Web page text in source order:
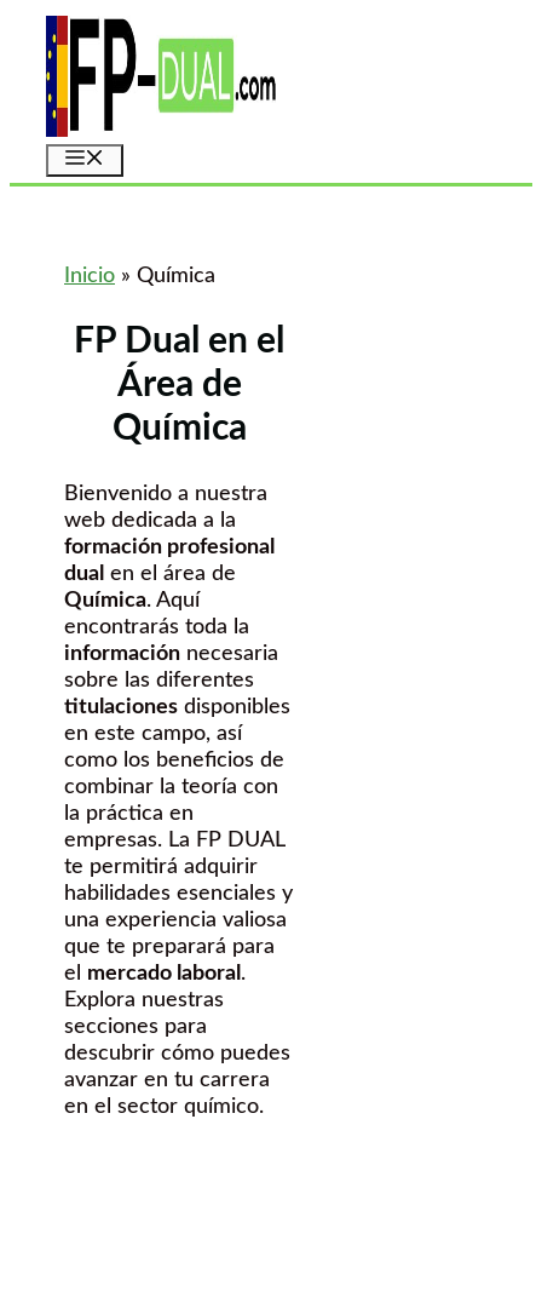
Saltar
contenido
Inicio » Química
FP Dual en el
Área de
Química
Bienvenido a nuestra
web dedicada a la
formación profesional
dual en el área de
Química. Aquí
encontrarás toda la
información necesaria
sobre las diferentes
titulaciones disponibles
en este campo, así
como los beneficios de
combinar la teoría con
la práctica en
empresas. La FP DUAL
te permitirá adquirir
habilidades esenciales y
una experiencia valiosa
que te preparará para
el mercado laboral .
Explora nuestras
secciones para
descubrir cómo puedes
avanzar en tu carrera
en el sector químico.